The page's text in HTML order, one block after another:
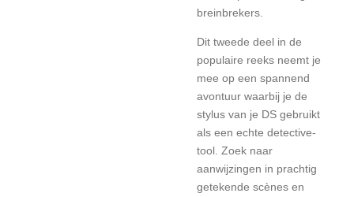
breinbrekers.
Dit tweede deel in de
populaire reeks neemt je
mee op een spannend
avontuur waarbij je de
stylus van je DS gebruikt
als een echte detective-
tool. Zoek naar
aanwijzingen in prachtig
getekende scènes en